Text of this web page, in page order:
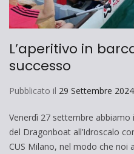
L’aperitivo in
successo
Pubblicato il 29 Settembre 2024
Venerdì 27 settembre
del Dragonboat all’Idroscalo
CUS Milano, nel modo che noi